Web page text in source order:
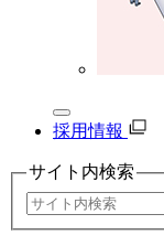
採用情報
サイト内検索